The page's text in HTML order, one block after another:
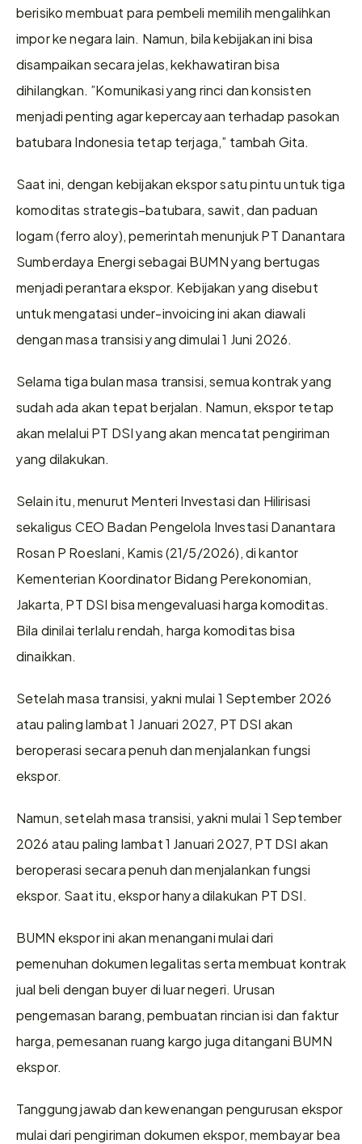
berisiko membuat para pembeli memilih mengalihkan
impor ke negara lain. Namun, bila kebijakan ini bisa
disampaikan secara jelas, kekhawatiran bisa
dihilangkan. ”Komunikasi yang rinci dan konsisten
menjadi penting agar kepercayaan terhadap pasokan
batubara Indonesia tetap terjaga,” tambah Gita.
Saat ini, dengan kebijakan ekspor satu pintu untuk tiga
komoditas strategis–batubara, sawit, dan paduan
logam (ferro aloy), pemerintah menunjuk PT Danantara
Sumberdaya Energi sebagai BUMN yang bertugas
menjadi perantara ekspor. Kebijakan yang disebut
untuk mengatasi under-invoicing ini akan diawali
dengan masa transisi yang dimulai 1 Juni 2026.
Selama tiga bulan masa transisi, semua kontrak yang
sudah ada akan tepat berjalan. Namun, ekspor tetap
akan melalui PT DSI yang akan mencatat pengiriman
yang dilakukan.
Selain itu, menurut Menteri Investasi dan Hilirisasi
sekaligus CEO Badan Pengelola Investasi Danantara
Rosan P Roeslani, Kamis (21/5/2026), di kantor
Kementerian Koordinator Bidang Perekonomian,
Jakarta, PT DSI bisa mengevaluasi harga komoditas.
Bila dinilai terlalu rendah, harga komoditas bisa
dinaikkan.
Setelah masa transisi, yakni mulai 1 September 2026
atau paling lambat 1 Januari 2027, PT DSI akan
beroperasi secara penuh dan menjalankan fungsi
ekspor.
Namun, setelah masa transisi, yakni mulai 1 September
2026 atau paling lambat 1 Januari 2027, PT DSI akan
beroperasi secara penuh dan menjalankan fungsi
ekspor. Saat itu, ekspor hanya dilakukan PT DSI.
BUMN ekspor ini akan menangani mulai dari
pemenuhan dokumen legalitas serta membuat kontrak
jual beli dengan buyer di luar negeri. Urusan
pengemasan barang, pembuatan rincian isi dan faktur
harga, pemesanan ruang kargo juga ditangani BUMN
ekspor.
Tanggung jawab dan kewenangan pengurusan ekspor
mulai dari pengiriman dokumen ekspor, membayar bea